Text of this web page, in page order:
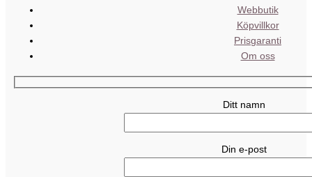
Webbutik
Köpvillkor
Prisgaranti
Om oss
Ditt namn
Din e-post